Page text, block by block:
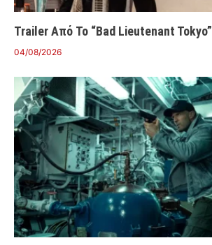
Trailer Από Το “Bad Lieutenant Tokyo”
04/08/2026